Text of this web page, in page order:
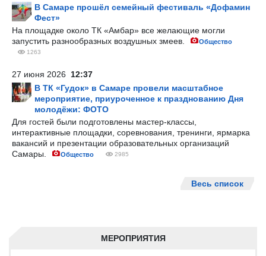
МЕРОПРИЯТИЯ
В Самаре прошёл семейный фестиваль «Дофамин
Фест»
На площадке около ТК «Амбар» все желающие могли
запустить разнообразных воздушных змеев.
Общество
1263
27 июня 2026 12:37
В ТК «Гудок» в Самаре провели масштабное
мероприятие, приуроченное к празднованию Дня
молодёжи: ФОТО
Для гостей были подготовлены мастер-классы,
интерактивные площадки, соревнования, тренинги, ярмарка
вакансий и презентации образовательных организаций
Самары.
Общество 2985
Весь список